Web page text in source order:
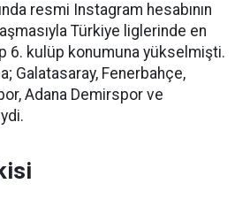
resmi Instagram hesabının
Türkiye liglerinde en
6. kulüp konumuna yükselmişti.
Galatasaray, Fenerbahçe,
Adana Demirspor ve